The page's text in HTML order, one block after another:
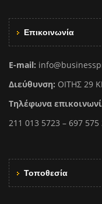
Επικοινωνία
E-mail:
Διεύθυνση: ΟΙΤΗΣ 29
Τηλέφωνα
211 013 5723 – 697
Τοποθεσία